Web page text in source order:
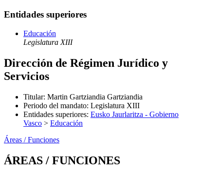
Entidades superiores
Educación
Legislatura XIII
Dirección de Régimen Jurídico y
Servicios
Titular: Martin Gartziandia Gartziandia
Periodo del mandato: Legislatura XIII
Entidades superiores: Eusko Jaurlaritza - Gobierno
Vasco > Educación
Áreas / Funciones
ÁREAS / FUNCIONES